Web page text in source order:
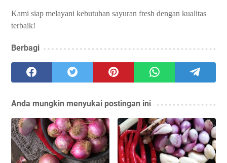
Kami siap melayani kebutuhan sayuran fresh dengan kualitas
terbaik!
Berbagi
Anda mungkin menyukai postingan ini